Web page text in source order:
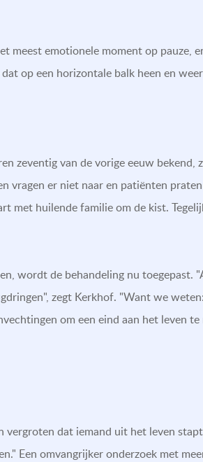
emotionele moment op pauze,
op een horizontale balk heen en
zeventig van de vorige eeuw bekend,
vragen er niet naar en patiënten
met huilende familie om de kist.
wordt de behandeling nu toegepast.
zegt Kerkhof. "Want we
om een eind aan het leven
dat iemand uit het leven
Een omvangrijker onderzoek met